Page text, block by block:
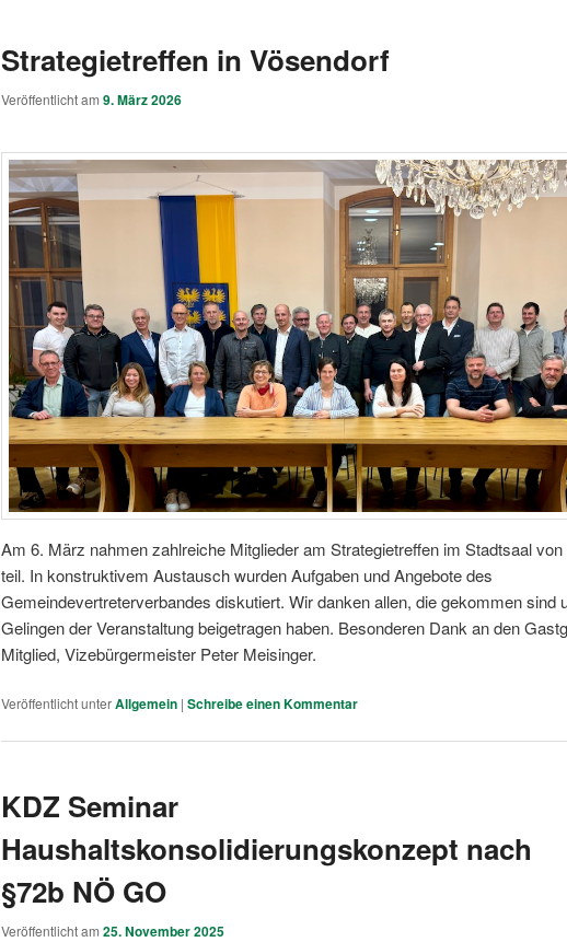
Strategietreffen in Vösendorf
Veröffentlicht am9. März 2026
Am 6. März nahmen zahlreiche Mitglieder am Strategietreffen im Stadtsaal
teil. In konstruktivem Austausch wurden Aufgaben und Angebote des
Gemeindevertreterverbandes diskutiert. Wir danken allen, die gekommen sind
Gelingen der Veranstaltung beigetragen haben. Besonderen Dank an den
Mitglied, Vizebürgermeister Peter Meisinger.
Veröffentlicht unter Allgemein |Schreibe einen Kommentar
KDZ Seminar
Haushaltskonsolidierungskonzept nach
§72b NÖ GO
Veröffentlicht am25. November 2025